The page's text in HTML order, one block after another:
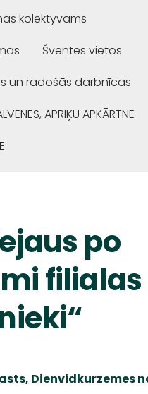
kolektyvams
Šventės vietos
un radošās darbnīcas
APRIĶU APKĀRTNE
po
filialas
Dienvidkurzemes